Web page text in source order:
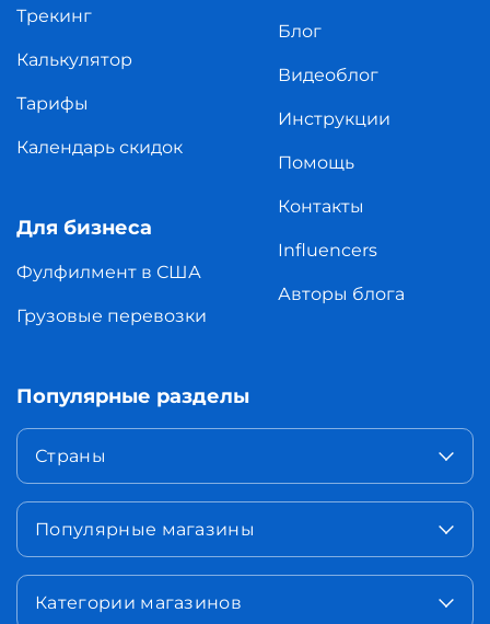
Трекинг
Калькулятор
Тарифы
Календарь скидок
Для бизнеса
Фулфилмент в США
Грузовые перевозки
Блог
Видеоблог
Инструкции
Помощь
Контакты
Influencers
Авторы блога
Популярные разделы
Страны
Популярные магазины
Категории магазинов